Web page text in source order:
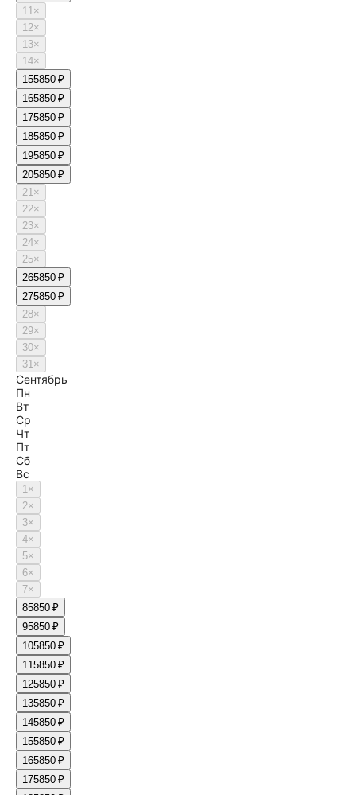
11×
12×
13×
14×
155850 ₽
165850 ₽
175850 ₽
185850 ₽
195850 ₽
205850 ₽
21×
22×
23×
24×
25×
265850 ₽
275850 ₽
28×
29×
30×
31×
Сентябрь
Пн
Вт
Ср
Чт
Пт
Сб
Вс
1×
2×
3×
4×
5×
6×
7×
85850 ₽
95850 ₽
105850 ₽
115850 ₽
125850 ₽
135850 ₽
145850 ₽
155850 ₽
165850 ₽
175850 ₽